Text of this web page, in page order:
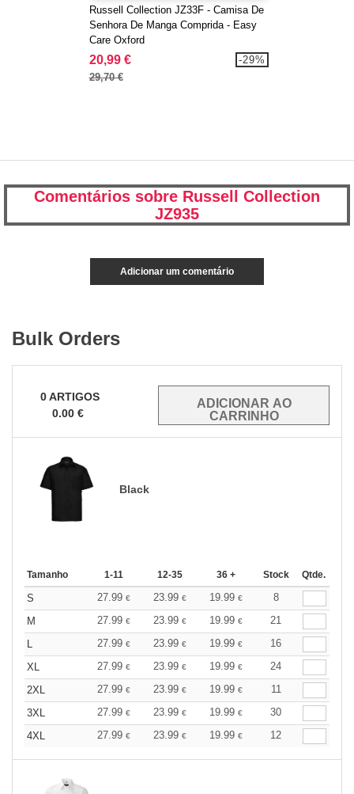
Russell Collection JZ33F - Camisa De
Senhora De Manga Comprida - Easy
Care Oxford
20,99 €
29,70 €
-29%
Comentários sobre Russell Collection
JZ935
Adicionar um comentário
Bulk Orders
0ARTIGOS
0.00 €
Black
Tamanho 1-11 12-35 36 + Stock Qtde.
S 27.99 € 23.99 € 19.99 €
8
M
27.99 € 23.99 € 19.99 €
21
L
27.99 € 23.99 € 19.99 €
16
XL
27.99 € 23.99 € 19.99 €
24
2XL
27.99 € 23.99 € 19.99 €
11
3XL
27.99 € 23.99 € 19.99 €
30
4XL
27.99 € 23.99 € 19.99 € 12